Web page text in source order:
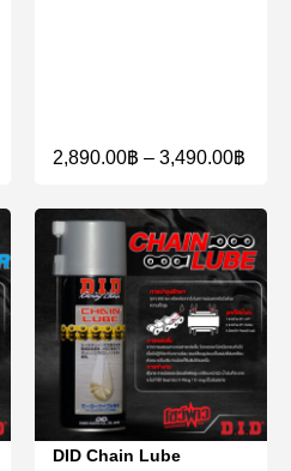
2,890.00฿ – 3,490.00฿
DID Chain Lube